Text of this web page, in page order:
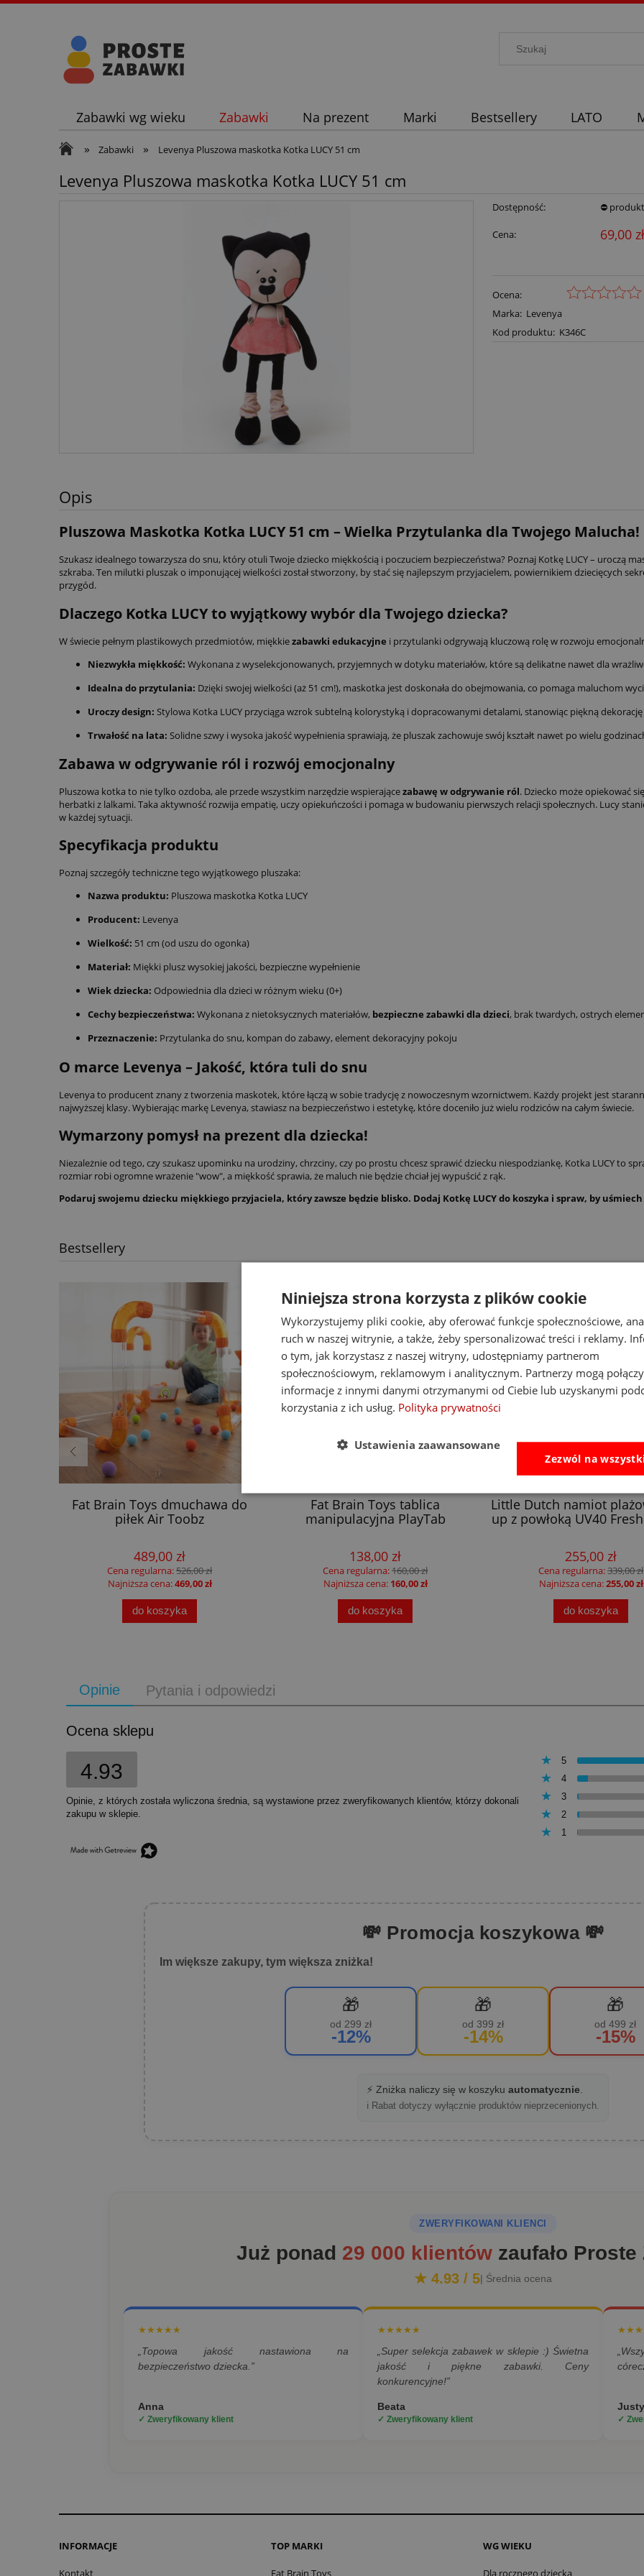
Zabawki wg wieku Zabawki Na prezent Marki Bestsellery LATO
» Zabawki » Levenya Pluszowa maskotka Kotka LUCY 51 cm
Levenya Pluszowa maskotka Kotka LUCY 51 cm
Dostępność: ⛔
Cena: 69,00 zł
Ocena:
Marka: Levenya
Kod produktu: K346C
Opis
Pluszowa Maskotka Kotka LUCY 51 cm – Wielka Przytulanka dla Twojego Malucha!
Szukasz idealnego towarzysza do snu, który otuli Twoje dziecko miękkością i poczuciem bezpieczeństwa? Poznaj Kotkę LUCY – uroczą
szkraba. Ten milutki pluszak o imponującej wielkości został stworzony, by stać się najlepszym przyjacielem, powiernikiem dziecięcych
przygód.
Dlaczego Kotka LUCY to wyjątkowy wybór dla Twojego dziecka?
W świecie pełnym plastikowych przedmiotów, miękkiezabawki edukacyjne i przytulanki odgrywają kluczową rolę w rozwoju
Niezwykła miękkość: Wykonana z wyselekcjonowanych, przyjemnych w dotyku materiałów, które są delikatne nawet dla
Idealna do przytulania: Dzięki swojej wielkości (aż 51 cm!), maskotka jest doskonała do obejmowania, co pomaga maluchom
Uroczy design: Stylowa Kotka LUCY przyciąga wzrok subtelną kolorystyką i dopracowanymi detalami, stanowiąc piękną
Trwałość na lata: Solidne szwy i wysoka jakość wypełnienia sprawiają, że pluszak zachowuje swój kształt nawet po wielu
Zabawa w odgrywanie ról i rozwój emocjonalny
Pluszowa kotka to nie tylko ozdoba, ale przede wszystkim narzędzie wspierającezabawę w odgrywanie ról. Dziecko może opiekować
herbatki z lalkami. Taka aktywność rozwija empatię, uczy opiekuńczości i pomaga w budowaniu pierwszych relacji społecznych. Lucy
w każdej sytuacji.
Specyfikacja produktu
Poznaj szczegóły techniczne tego wyjątkowego pluszaka:
Nazwa produktu: Pluszowa maskotka Kotka LUCY
Producent: Levenya
Wielkość: 51 cm (od uszu do ogonka)
Materiał: Miękki plusz wysokiej jakości, bezpieczne wypełnienie
Wiek dziecka: Odpowiednia dla dzieci w różnym wieku (0+)
Cechy bezpieczeństwa: Wykonana z nietoksycznych materiałów, bezpieczne zabawki dla dzieci, brak twardych, ostrych
Przeznaczenie: Przytulanka do snu, kompan do zabawy, element dekoracyjny pokoju
O marce Levenya – Jakość, która tuli do snu
Levenya to producent znany z tworzenia maskotek, które łączą w sobie tradycję z nowoczesnym wzornictwem. Każdy projekt jest
najwyższej klasy. Wybierając markę Levenya, stawiasz na bezpieczeństwo i estetykę, które doceniło już wielu rodziców na całym świecie.
Wymarzony pomysł na prezent dla dziecka!
Niezależnie od tego, czy szukasz upominku na urodziny, chrzciny, czy po prostu chcesz sprawić dziecku niespodziankę, Kotka LUCY to
rozmiar robi ogromne wrażenie "wow", a miękkość sprawia, że maluch nie będzie chciał jej wypuścić z rąk.
Podaruj swojemu dziecku miękkiego przyjaciela, który zawsze będzie blisko. Dodaj Kotkę LUCY do koszyka i spraw, by
Bestsellery
Fat Brain Toys dmuchawa do
piłek Air Toobz
489,00 zł
Cena regularna:526,00 zł
Najniższa cena:469,00 zł
do koszyka
Fat Brain Toys tablica
manipulacyjna PlayTab
138,00 zł
Cena regularna:160,00 zł
Najniższa cena: 160,00 zł
do koszyka
Little Dutch namiot
up z powłoką UV40
255,00 zł
Cena regularna:339,00 zł
Najniższa cena:255,00 zł
do koszyka
Opinie Pytania i odpowiedzi
Ocena sklepu
4.93
Opinie, z których została wyliczona średnia, są wystawione przez zweryfikowanych klientów, którzy dokonali
zakupu w sklepie.
5
4
3
2
1
💸 Promocja koszykowa 💸
Im większe zakupy, tym większa zniżka!
🎁
od 299 zł
-12%
🎁
od 399 zł
-14%
🎁
od 499 zł
-15%
⚡ Zniżka naliczy się w koszyku automatycznie
ℹ️ Rabat dotyczy wyłącznie produktów nieprzecenionych.
ZWERYFIKOWANI KLIENCI
Już ponad 29 000 klientów zaufało
★ 4.93 / 5| Średnia ocena
★★★★★
„Topowa jakość nastawiona na
bezpieczeństwo dziecka.”
Anna
✓ Zweryfikowany klient
★★★★★
„Super selekcja zabawek w sklepie :) Świetna
jakość i piękne zabawki. Ceny
konkurencyjne!”
Beata
✓ Zweryfikowany klient ✓
INFORMACJE
Kontakt
TOP MARKI
Fat Brain Toys
WG WIEKU
Dla rocznego dziecka
Niniejsza strona korzysta z plików cookie
Wykorzystujemy pliki cookie, aby oferować funkcje społecznościowe,
ruch w naszej witrynie, a także, żeby spersonalizować treści i reklamy.
o tym, jak korzystasz z naszej witryny, udostępniamy partnerom
społecznościowym, reklamowym i analitycznym. Partnerzy mogą
informacje z innymi danymi otrzymanymi od Ciebie lub uzyskanymi
korzystania z ich usług. Polityka prywatności
Zezwól na
Ustawienia zaawansowane